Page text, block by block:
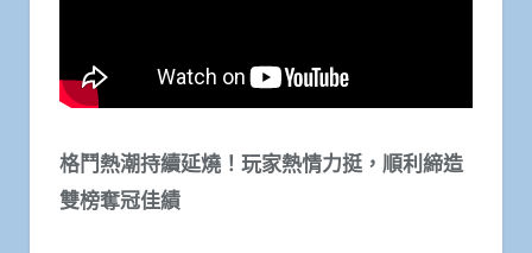
格鬥熱潮持續延燒！玩家熱情力挺，順利締造
雙榜奪冠佳績